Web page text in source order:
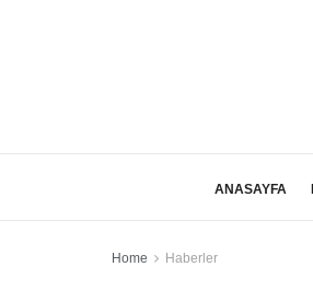
ANASAYFA
Home Haberler